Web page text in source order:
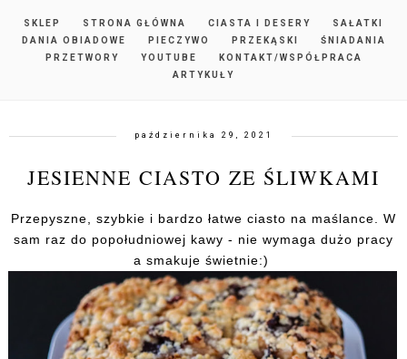
SKLEP STRONA GŁÓWNA CIASTA I DESERY
SAŁATKI
DANIA OBIADOWE
PIECZYWO PRZEKĄSKI
ŚNIADANIA
PRZETWORY
YOUTUBE
KONTAKT/WSPÓŁPRACA
ARTYKUŁY
października 29, 2021
JESIENNE CIASTO ZE ŚLIWKAMI
Przepyszne, szybkie i bardzo łatwe ciasto na maślance. W
sam raz do popołudniowej kawy - nie wymaga dużo pracy
a smakuje świetnie:)